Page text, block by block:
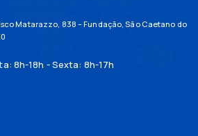
Matarazzo, 838 – Fundação, São Caetano do
8h-18h - Sexta: 8h-17h